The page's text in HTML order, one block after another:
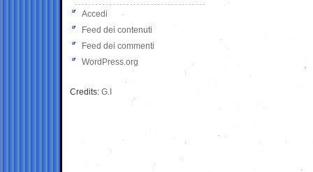
Accedi
Feed dei contenuti
Feed dei commenti
WordPress.org
Credits: G.I